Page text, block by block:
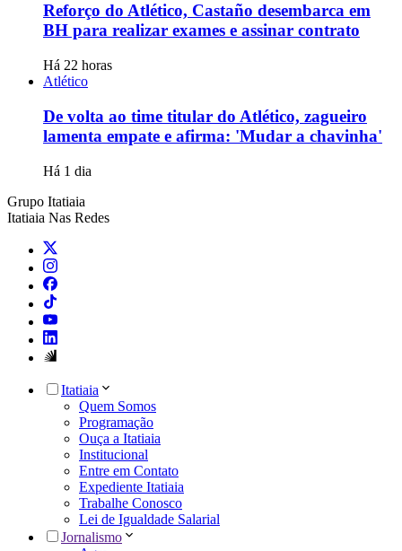
Reforço do Atlético, Castaño desembarca em
BH para realizar exames e assinar contrato
Há 22 horas
Atlético
De volta ao time titular do Atlético, zagueiro
lamenta empate e afirma: 'Mudar a chavinha'
Há 1 dia
Grupo Itatiaia
Itatiaia Nas Redes
Itatiaia
Quem Somos
Programação
Ouça a Itatiaia
Institucional
Entre em Contato
Expediente Itatiaia
Trabalhe Conosco
Lei de Igualdade Salarial
Jornalismo